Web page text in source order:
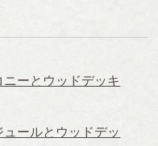
ーとウッドデッキ
ールとウッドデッ